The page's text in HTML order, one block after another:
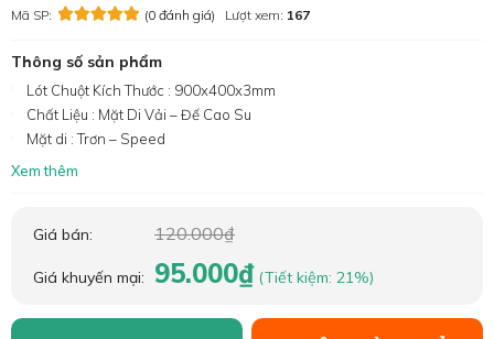
Mã SP: (0 đánh giá) Lượt xem: 167
Thông số sản phẩm
Lót Chuột Kích Thước : 900x400x3mm
Chất Liệu : Mặt Di Vải – Đế Cao Su
Mặt di : Trơn – Speed
Xem thêm
Giá bán: 120.000₫
Giá khuyến mại: 95.000₫ (Tiết kiệm: 21%)